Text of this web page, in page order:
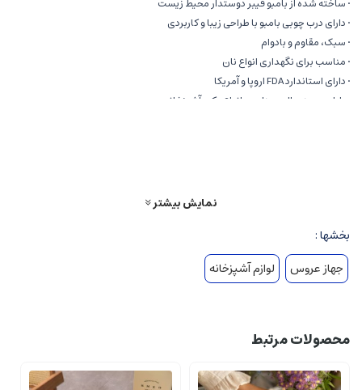
• ساخته شده از بامبو فیبر دوستدار محیط زیست
• دارای درب چوبی بامبو با طراحی زیبا و کاربردی
• سبک، مقاوم و بادوام
• مناسب برای نگهداری انواع نان
• دارای استاندارد FDA اروپا و آمریکا
• طراحی مینیمال و مناسب انواع دکور آشپزخانه
جنس درب: چوب بامبو
زمان ارسال:
نمایش بیشتر
بخشها :
جهاز عروس
لوازم آشپزخانه
محصولات مرتبط